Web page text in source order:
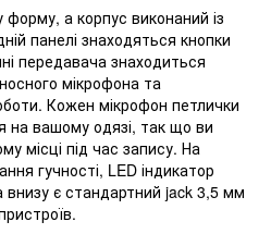
а корпус виконаний із
панелі знаходяться кнопки
передавача знаходиться
мікрофона та
Кожен мікрофон петлички
на вашому одязі, так що ви
місці під час запису. На
гучності, LED індикатор
є стандартний jack 3,5 мм